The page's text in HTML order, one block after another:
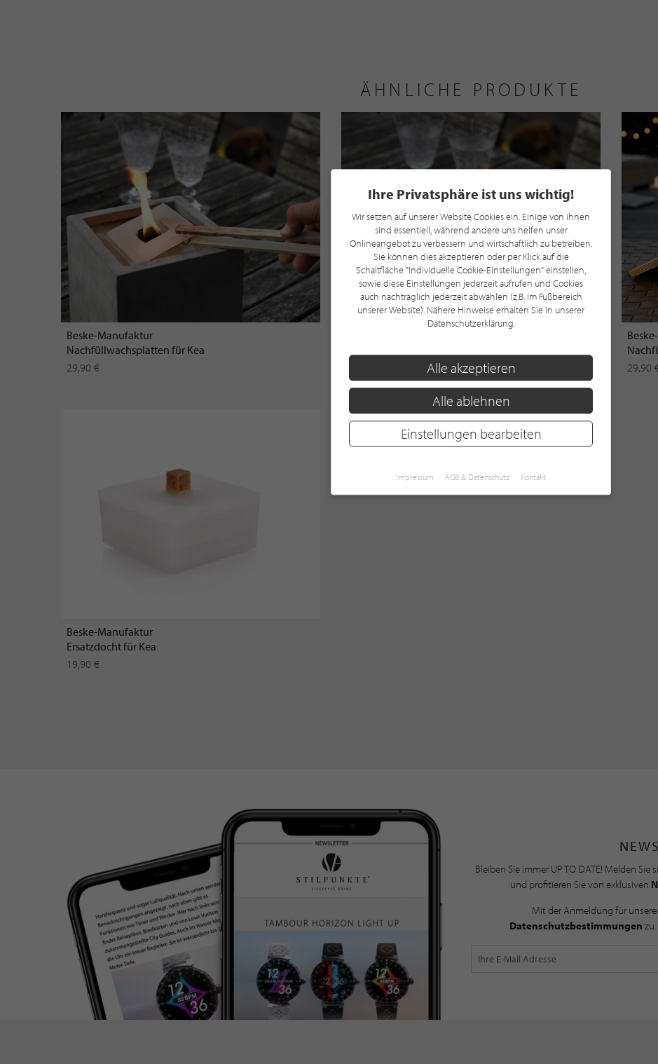
ÄHNLICHE PRODUKTE
Beske-Manufaktur
Nachfüllwachsplatten für Kea
29,90 €
29,90
Beske-Manufaktur
Ersatzdocht für Kea
19,90 €
Bleiben Sie immer UP TO DATE! Melden
und profitieren Sie von exklusiven
Mit der Anmeldung für
Datenschutzbestimmungen
Ihre Privatsphäre ist uns wichtig!
Wir setzen auf unserer Website Cookies ein. Einige von ihnen
sind essentiell, während andere uns helfen unser
Onlineangebot zu verbessern und wirtschaftlich zu betreiben.
Sie können dies akzeptieren oder per Klick auf die
Schaltfläche "Individuelle Cookie-Einstellungen" einstellen,
sowie diese Einstellungen jederzeit aufrufen und Cookies
auch nachträglich jederzeit abwählen (z.B. im Fußbereich
unserer Website). Nähere Hinweise erhalten Sie in unserer
Datenschutzerklärung.
Alle akzeptieren
Alle ablehnen
Einstellungen bearbeiten
Impressum AGB & Datenschutz Kontakt